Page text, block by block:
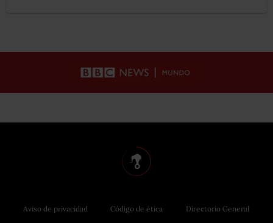
Aviso de privacidad Código de ética Directorio General